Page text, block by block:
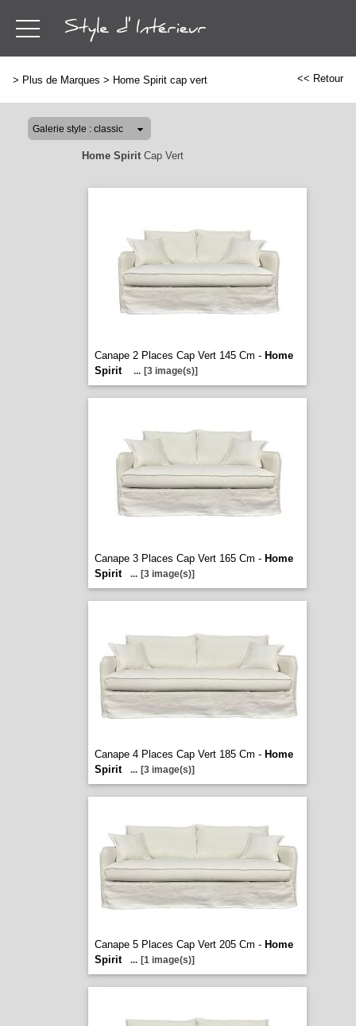
> Plus de Marques > Home Spirit cap vert << Retour
Home SpiritCap Vert
Canape 2 Places Cap Vert 145 Cm - Home
Spirit
... [3 image(s)]
Canape 3 Places Cap Vert 165 Cm - Home
Spirit
... [3 image(s)]
Canape 4 Places Cap Vert 185 Cm - Home
Spirit
... [3 image(s)]
Canape 5 Places Cap Vert 205 Cm - Home
Spirit
... [1 image(s)]